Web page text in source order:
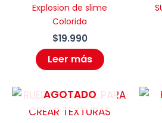
Explosion de slime
Colorida
$19.990
Leer más
AGOTADO